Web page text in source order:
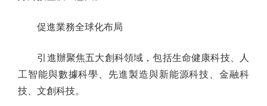
促進業務全球化布局
引進辦聚焦五大創科領域，包括生命健康科技、人
工智能與數據科學、先進製造與新能源科技、金融科
技、文創科技。